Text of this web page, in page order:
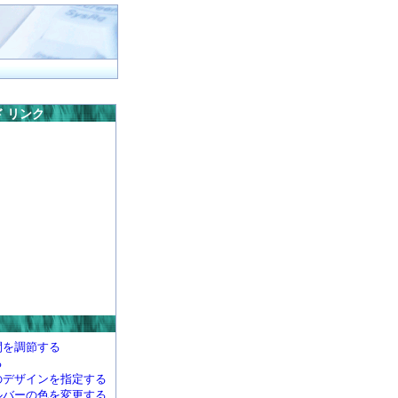
リンク
調節する
ザインを指定する
ーの色を変更する